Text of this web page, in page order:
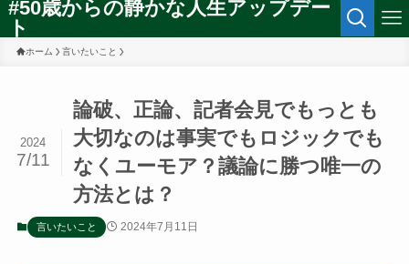
#50歳からの静かな人生アップデー
ト
ホーム 言いたいこと
論破、正論、記者会見でもっとも
大切なのは事実でもロジックでも
なくユーモア？議論に勝つ唯一の
方法とは？
2024
7/11
言いたいこと 2024年7月11日